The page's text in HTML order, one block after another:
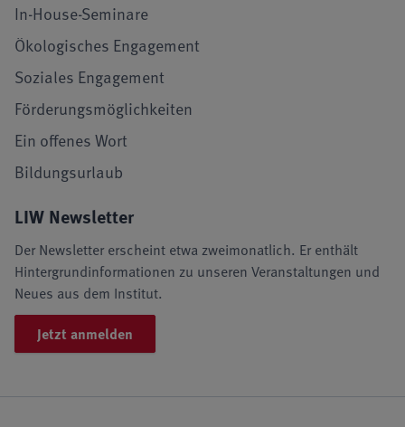
In-House-Seminare
Ökologisches Engagement
Soziales Engagement
Förderungsmöglichkeiten
Ein offenes Wort
Bildungsurlaub
LIW Newsletter
Der Newsletter erscheint etwa zweimonatlich. Er enthält
Hintergrundinformationen zu unseren Veranstaltungen und
Neues aus dem Institut.
Jetzt anmelden